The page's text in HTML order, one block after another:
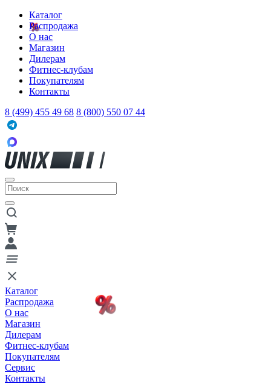
Каталог
Распродажа
О нас
Магазин
Дилерам
Фитнес-клубам
Покупателям
Контакты
8 (499) 455 49 68 8 (800) 550 07 44
Каталог
Распродажа
О нас
Магазин
Дилерам
Фитнес-клубам
Покупателям
Сервис
Контакты